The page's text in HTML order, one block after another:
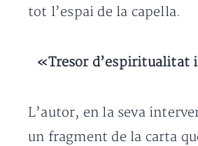
tot l’espai de la capella.
«Tresor d’espiritualitat
L’autor, en la seva
un fragment de la carta